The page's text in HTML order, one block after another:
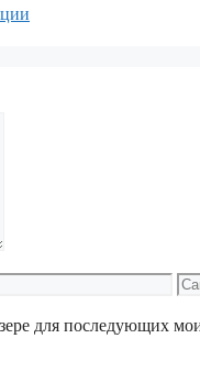
для последующих